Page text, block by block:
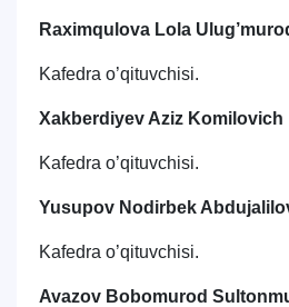
Raximqulova Lola
Kafedra o’qituvchisi.
Xakberdiyev Aziz Komilovich
Kafedra o’qituvchisi.
Yusupov Nodirbek
Kafedra o’qituvchisi.
Avazov Bobomurod